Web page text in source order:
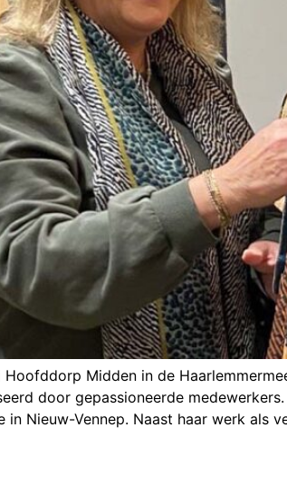
Midden in de
door gepassioneerde
in Nieuw-Vennep. Naast haar werk als